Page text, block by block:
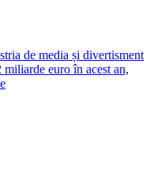
de media și divertisment
euro în acest an,